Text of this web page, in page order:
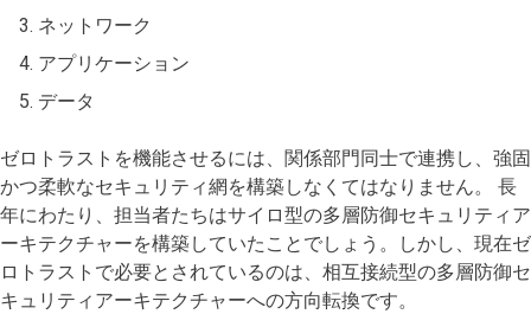
ネットワーク
アプリケーション
データ
ゼロトラストを機能させるには、関係部門同士で連携し、強固
かつ柔軟なセキュリティ網を構築しなくてはなりません。 長
年にわたり、担当者たちはサイロ型の多層防御セキュリティア
ーキテクチャーを構築していたことでしょう。しかし、現在ゼ
ロトラストで必要とされているのは、相互接続型の多層防御セ
キュリティアーキテクチャーへの方向転換です。